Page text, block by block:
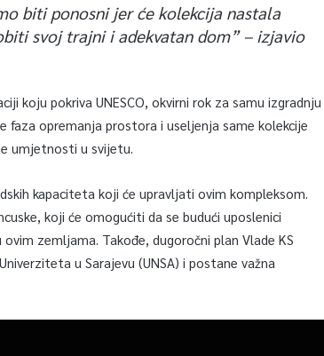
biti ponosni jer će kolekcija nastala
svoj trajni i adekvatan dom”– izjavio
koju pokriva UNESCO, okvirni rok za samu izgradnju
faza opremanja prostora i useljenja same kolekcije
umjetnosti u svijetu.
kapaciteta koji će upravljati ovim kompleksom.
koji će omogućiti da se budući uposlenici
zemljama. Takođe, dugoročni plan Vlade KS
u Sarajevu (UNSA) i postane važna